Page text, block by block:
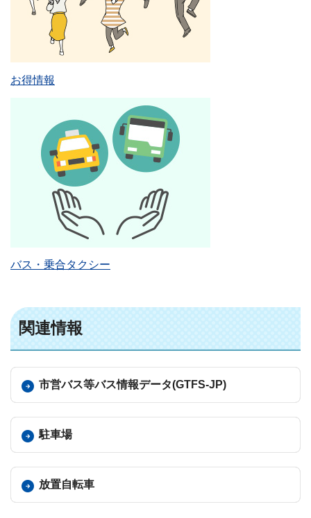
お得情報
バス・乗合タクシー
関連情報
市営バス等バス情報データ(GTFS-JP)
駐車場
放置自転車